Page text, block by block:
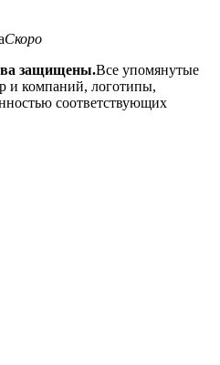
Скоро
защищены.Все упомянутые
и компаний, логотипы,
соответствующих